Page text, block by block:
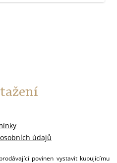
údajů
povinen vystavit kupujícímu